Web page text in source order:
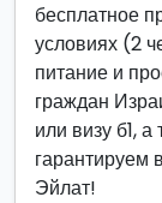
бесплатное
условиях (2
питание и
граждан
или визу б1,
гарантируем
Эйлат!